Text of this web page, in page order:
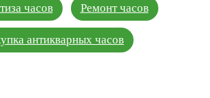
часов Ремонт часов
антикварных часов